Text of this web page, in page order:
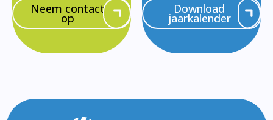
Neem contact
op
Download
jaarkalender